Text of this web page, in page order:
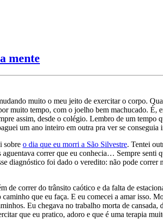
mente
muito o meu jeito de exercitar o corpo.
muito tempo, com o joelho bem machucado.
assim, desde o colégio. Lembro de um
um ano inteiro em outra pra ver se
sobre o dia que eu morri a São Silvestre. Tentei
aguentava correr que eu conhecia… Sempre
diagnóstico foi dado o veredito: não pode
de correr do trânsito caótico e da falta de
que eu faça. E eu comecei a amar isso.
Eu chegava no trabalho morta de
que eu pratico, adoro e que é uma terapia